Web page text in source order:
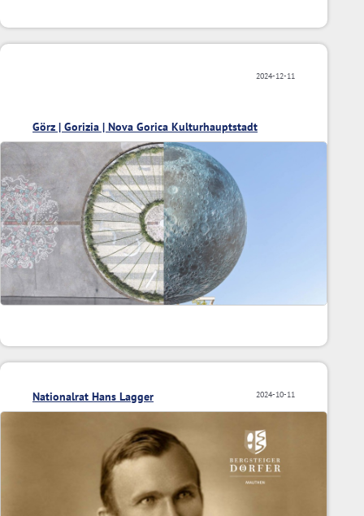
2024-12-11
Görz | Gorizia | Nova Gorica Kulturhauptstadt
2024-10-11
Nationalrat Hans Lagger